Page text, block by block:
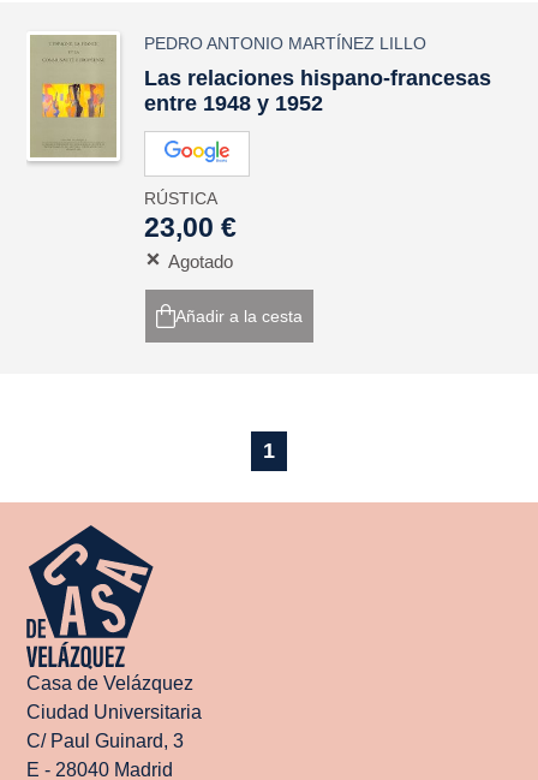
PEDRO ANTONIO MARTÍNEZ LILLO
Las relaciones hispano-francesas
entre 1948 y 1952
RÚSTICA
23,00 €
Agotado
Añadir a la cesta
1
Casa de Velázquez
Ciudad Universitaria
C/ Paul Guinard, 3
E - 28040 Madrid